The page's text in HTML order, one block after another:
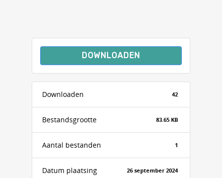
DOWNLOADEN
Downloaden 42
Bestandsgrootte 83.65 KB
Aantal bestanden 1
Datum plaatsing 26 september 2024